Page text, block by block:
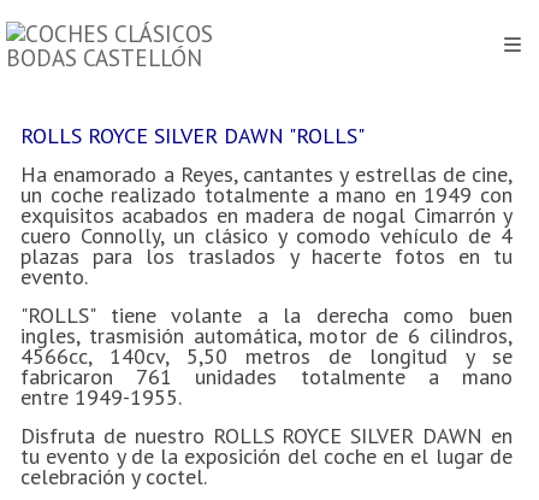
ROLLS ROYCE SILVER DAWN "ROLLS"
Ha enamorado a Reyes, cantantes y estrellas de cine,
un coche realizado totalmente a mano en 1949 con
exquisitos acabados en madera de nogal Cimarrón y
cuero Connolly, un clásico y comodo vehículo de 4
plazas para los traslados y hacerte fotos en tu
evento.
"ROLLS" tiene volante a la derecha como buen
ingles, trasmisión automática, motor de 6 cilindros,
4566cc, 140cv, 5,50 metros de longitud y se
fabricaron 761 unidades totalmente a mano
entre 1949-1955.
Disfruta de nuestro ROLLS ROYCE SILVER DAWN en
tu evento y de la exposición del coche en el lugar de
celebración y coctel.